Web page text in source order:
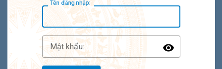
Tên đăng nhập:
Mật khẩu:
Toggle